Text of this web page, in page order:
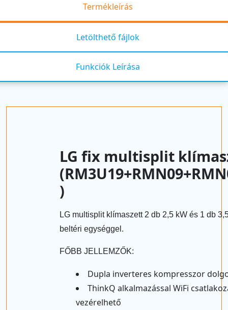
Termékleírás
Letölthető fájlok
Funkciók Leírása
LG fix multisplit
)
LG multisplit klímaszett 2 db 2,5 kW és 1 db
beltéri egységgel.
FŐBB JELLEMZŐK:
Dupla inverteres kompresszor
ThinkQ alkalmazással WiFi
vezérelhető